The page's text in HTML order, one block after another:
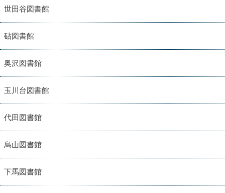
世田谷図書館
砧図書館
奥沢図書館
玉川台図書館
代田図書館
烏山図書館
下馬図書館